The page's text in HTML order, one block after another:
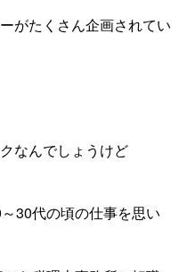
がたくさん企画されてい
なんでしょうけど
30代の頃の仕事を思い